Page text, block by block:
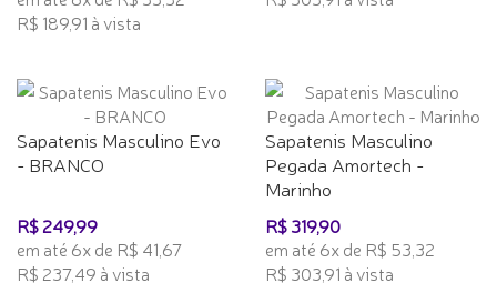
R$ 189,91 à vista
Sapatenis Masculino Evo
- BRANCO
R$ 249,99
em até 6x de R$ 41,67
R$ 237,49 à vista
Sapatenis Masculino
Pegada Amortech -
Marinho
R$ 319,90
em até 6x de R$ 53,32
R$ 303,91 à vista